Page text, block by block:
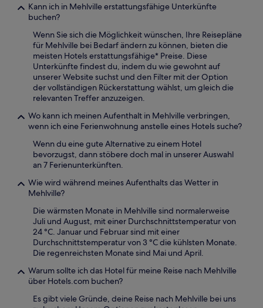
Kann ich in Mehlville erstattungsfähige Unterkünfte
buchen?
Wenn Sie sich die Möglichkeit wünschen, Ihre Reisepläne
für Mehlville bei Bedarf ändern zu können, bieten die
meisten Hotels erstattungsfähige* Preise. Diese
Unterkünfte findest du, indem du wie gewohnt auf
unserer Website suchst und den Filter mit der Option
der vollständigen Rückerstattung wählst, um gleich die
relevanten Treffer anzuzeigen.
Wo kann ich meinen Aufenthalt in Mehlville verbringen,
wenn ich eine Ferienwohnung anstelle eines Hotels suche?
Wenn du eine gute Alternative zu einem Hotel
bevorzugst, dann stöbere doch mal in unserer Auswahl
an 7 Ferienunterkünften.
Wie wird während meines Aufenthalts das Wetter in
Mehlville?
Die wärmsten Monate in Mehlville sind normalerweise
Juli und August, mit einer Durchschnittstemperatur von
24 °C. Januar und Februar sind mit einer
Durchschnittstemperatur von 3 °C die kühlsten Monate.
Die regenreichsten Monate sind Mai und April.
Warum sollte ich das Hotel für meine Reise nach Mehlville
über Hotels.com buchen?
Es gibt viele Gründe, deine Reise nach Mehlville bei uns